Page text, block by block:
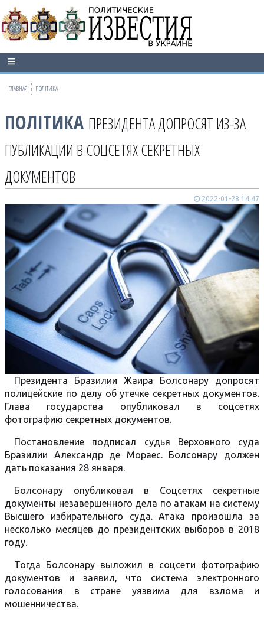
ГЛАВНАЯ ПОЛІТИКА
ПОЛІТИКА ПРЕЗИДЕНТА ДОПРОСЯТ ИЗ-ЗА
ПУБЛИКАЦИИ В СОЦСЕТЯХ СЕКРЕТНЫХ
ДОКУМЕНТОВ
2022-01-28 14:47
Президента Бразилии Жаира Болсонару допросят
полицейские по делу об утечке секретных документов.
Глава государства опубликовал в соцсетях
фотографию секретных документов.
Постановление подписал судья Верховного суда
Бразилии Александр де Мораес. Болсонару должен
дать показания 28 января.
Болсонару опубликовал в Соцсетях секретные
документы незавершенного дела по атакам на систему
Высшего избирательного суда. Атака произошла за
несколько месяцев до президентских выборов в 2018
году.
Тогда Болсонару выложил в соцсети фотографию
документов и заявил, что система электронного
голосования в стране уязвима для взлома и
мошенничества.